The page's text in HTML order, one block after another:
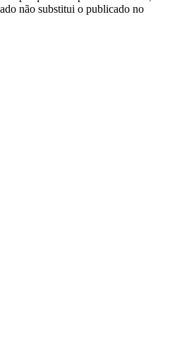
não substitui o publicado no